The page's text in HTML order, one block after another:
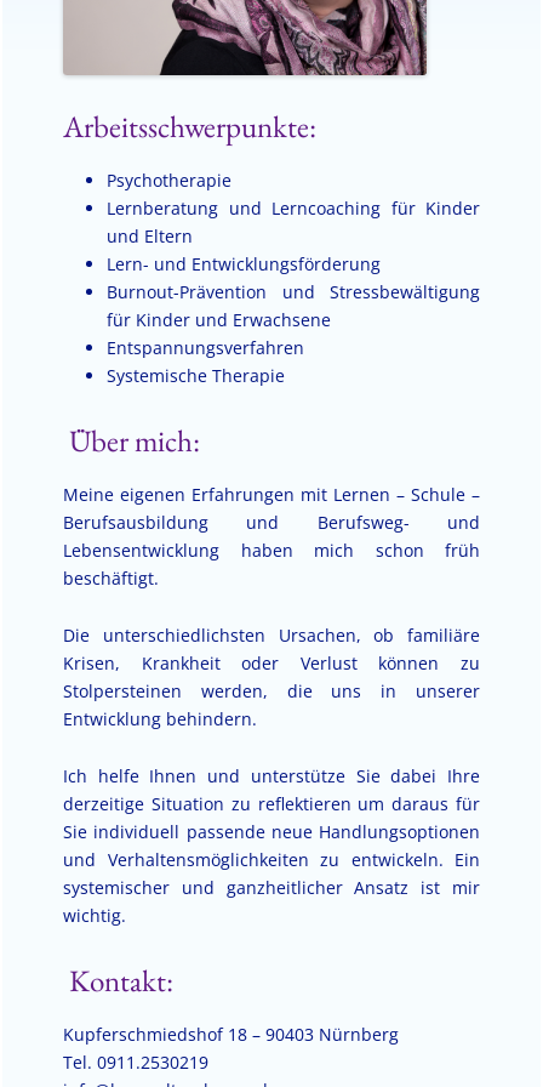
Arbeitsschwerpunkte:
Psychotherapie
Lernberatung und Lerncoaching für Kinder
und Eltern
Lern- und Entwicklungsförderung
Burnout-Prävention und Stressbewältigung
für Kinder und Erwachsene
Entspannungsverfahren
Systemische Therapie
Über mich:
Meine eigenen Erfahrungen mit Lernen – Schule –
Berufsausbildung und Berufsweg- und
Lebensentwicklung haben mich schon früh
beschäftigt.
Die unterschiedlichsten Ursachen, ob familiäre
Krisen, Krankheit oder Verlust können zu
Stolpersteinen werden, die uns in unserer
Entwicklung behindern.
Ich helfe Ihnen und unterstütze Sie dabei Ihre
derzeitige Situation zu reflektieren um daraus für
Sie individuell passende neue Handlungsoptionen
und Verhaltensmöglichkeiten zu entwickeln. Ein
systemischer und ganzheitlicher Ansatz ist mir
wichtig.
Kontakt:
Kupferschmiedshof 18 – 90403 Nürnberg
Tel. 0911.2530219